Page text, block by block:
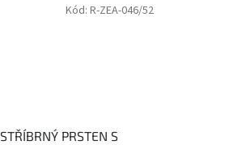
STŘÍBRNÝ PRSTEN S
Kód: R-ZEA-046/52